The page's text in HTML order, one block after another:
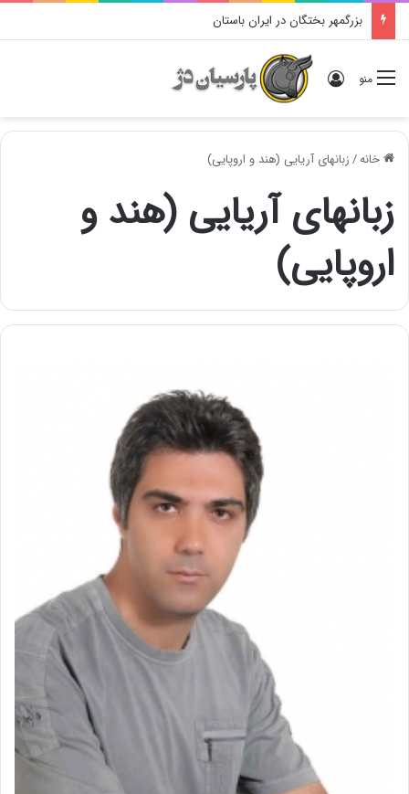
بزرگمهر بختگان در ایران باستان
منو ورود
خانه/زبانهای آریایی (هند و اروپایی)
زبانهای آریایی (هند و
اروپایی)